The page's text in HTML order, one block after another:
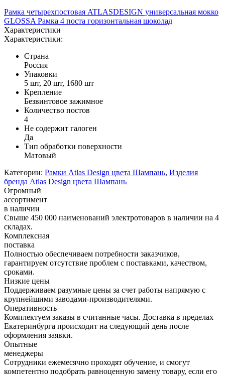
Рамка четырехпостовая ATLASDESIGN универсальная мокко
GLOSSA Рамка 4 поста горизонтальная шоколад
Характеристики
Характеристики:
Страна
Россия
Упаковки
5 шт, 20 шт, 1680 шт
Крепление
Безвинтовое зажимное
Количество постов
4
Не содержит галоген
Да
Тип обработки поверхности
Матовый
Категории: Рамки Atlas Design цвета Шампань, Изделия
бренда Atlas Design цвета Шампань
Огромный
ассортимент
в наличии
Свыше 450 000 наименований электротоваров в наличии на 4
складах.
Комплексная
поставка
Полностью обеспечиваем потребности заказчиков,
гарантируем отсутствие проблем с поставками, качеством,
сроками.
Низкие цены
Поддерживаем разумные цены за счет работы напрямую с
крупнейшими заводами-производителями.
Оперативность
Комплектуем заказы в считанные часы. Доставка в пределах
Екатеринбурга происходит на следующий день после
оформления заявки.
Опытные
менеджеры
Сотрудники ежемесячно проходят обучение, и смогут
компетентно подобрать равноценную замену товару, если его